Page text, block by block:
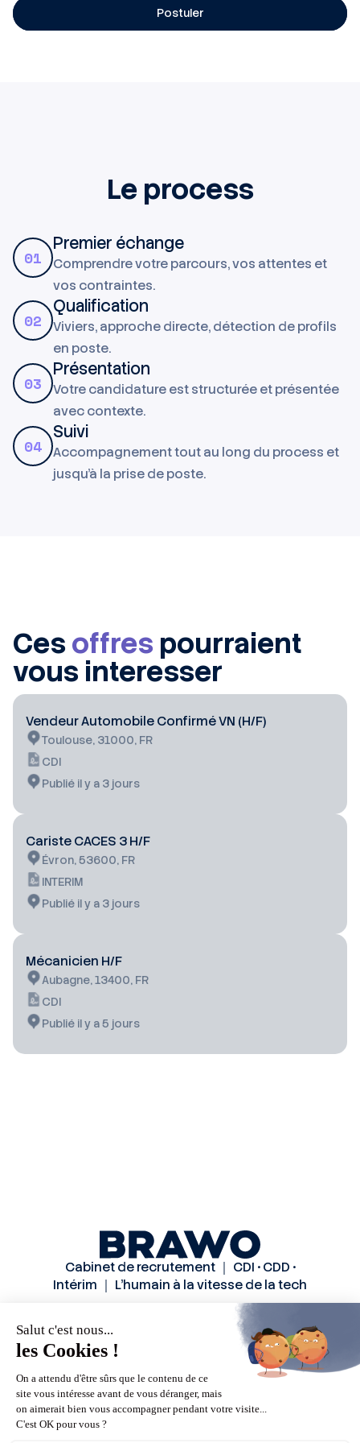
Postuler
Le process
01
Premier échange
Comprendre votre parcours, vos attentes et
vos contraintes.
02
Qualification
Viviers, approche directe, détection de profils
en poste.
03
Présentation
Votre candidature est structurée et présentée
avec contexte.
04
Suivi
Accompagnement tout au long du process et
jusqu'à la prise de poste.
Cesoffres pourraient
vous interesser
Vendeur Automobile Confirmé VN (H/F)
Toulouse, 31000, FR
CDI
Publié il y a 3 jours
Cariste CACES 3 H/F
Évron, 53600, FR
INTERIM
Publié il y a 3 jours
Mécanicien H/F
Aubagne, 13400, FR
CDI
Publié il y a 5 jours
Cabinet de recrutement ｜ CDI • CDD •
Intérim ｜ L’humain à la vitesse de la tech
Méthode
Candidats